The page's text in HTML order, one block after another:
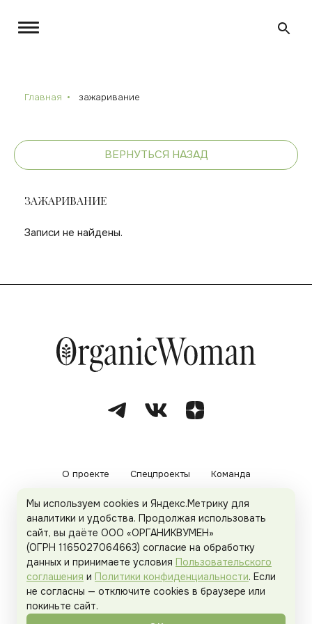
Главная зажаривание
ВЕРНУТЬСЯ НАЗАД
ЗАЖАРИВАНИЕ
Записи не найдены.
О проекте Спецпроекты Команда
Рекламодателям Политика конфиденциальности
Пользовательское соглашение
Organicwoman.ru . Все права защищены.
Мы используем cookies и Яндекс.Метрику для
аналитики и удобства. Продолжая использовать
сайт, вы даёте ООО «ОРГАНИКВУМЕН»
(ОГРН 1165027064663) согласие на обработку
данных и принимаете условия Пользовательского
соглашения и Политики конфиденциальности. Если
не согласны — отключите cookies в браузере или
покиньте сайт.